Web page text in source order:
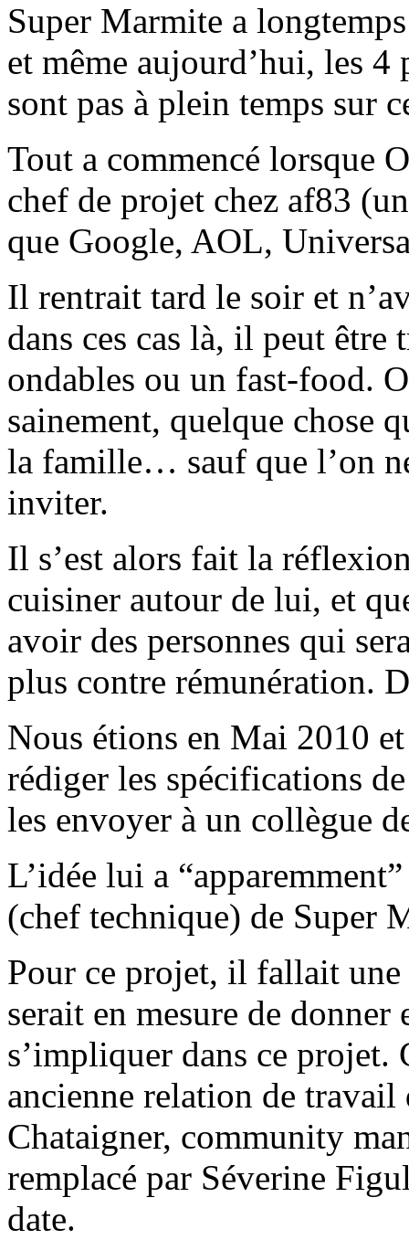
Super Marmite a
et même aujourd’hui, les 4
sont pas à plein temps sur
Tout a commencé lorsque
chef de projet chez af83
que Google, AOL,
Il rentrait tard le soir et
dans ces cas là, il peut être
ondables ou un fast-food.
sainement, quelque chose
la famille… sauf que l’on
inviter.
Il s’est alors fait la
cuisiner autour de lui, et
avoir des personnes qui
plus contre rémunération.
Nous étions en Mai 2010
rédiger les spécifications
les envoyer à un collègue
L’idée lui a
(chef technique) de Super
Pour ce projet, il fallait une
serait en mesure de
s’impliquer dans ce projet.
ancienne relation de
Chataigner, community
remplacé par Séverine
date.